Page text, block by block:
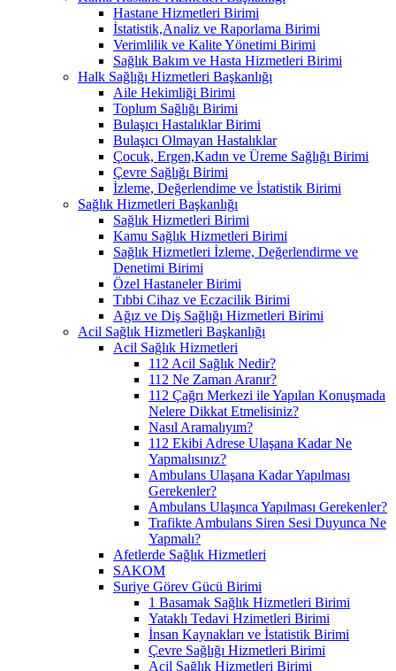
Hastane Hizmetleri Birimi
İstatistik,Analiz ve Raporlama Birimi
Verimlilik ve Kalite Yönetimi Birimi
Sağlık Bakım ve Hasta Hizmetleri Birimi
Halk Sağlığı Hizmetleri Başkanlığı
Aile Hekimliği Birimi
Toplum Sağlığı Birimi
Bulaşıcı Hastalıklar Birimi
Bulaşıcı Olmayan Hastalıklar
Çocuk, Ergen,Kadın ve Üreme Sağlığı Birimi
Çevre Sağlığı Birimi
İzleme, Değerlendime ve İstatistik Birimi
Sağlık Hizmetleri Başkanlığı
Sağlık Hizmetleri Birimi
Kamu Sağlık Hizmetleri Birimi
Sağlık Hizmetleri İzleme, Değerlendirme ve
Denetimi Birimi
Özel Hastaneler Birimi
Tıbbi Cihaz ve Eczacilik Birimi
Ağız ve Diş Sağlığı Hizmetleri Birimi
Acil Sağlık Hizmetleri Başkanlığı
Acil Sağlık Hizmetleri
112 Acil Sağlık Nedir?
112 Ne Zaman Aranır?
112 Çağrı Merkezi ile Yapılan Konuşmada
Nelere Dikkat Etmelisiniz?
Nasıl Aramalıyım?
112 Ekibi Adrese Ulaşana Kadar Ne
Yapmalısınız?
Ambulans Ulaşana Kadar Yapılması
Gerekenler?
Ambulans Ulaşınca Yapılması Gerekenler?
Trafikte Ambulans Siren Sesi Duyunca Ne
Yapmalı?
Afetlerde Sağlık Hizmetleri
SAKOM
Suriye Görev Gücü Birimi
1 Basamak Sağlık Hizmetleri Birimi
Yataklı Tedavi Hzimetleri Birimi
İnsan Kaynakları ve İstatistik Birimi
Çevre Sağlığı Hizmetleri Birimi
Acil Sağlık Hizmetleri Birimi